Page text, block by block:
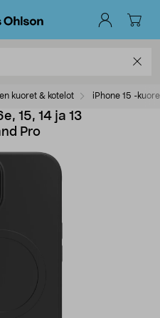
kuoret & kotelot iPhone 15 -
15, 14 ja 13
Pro